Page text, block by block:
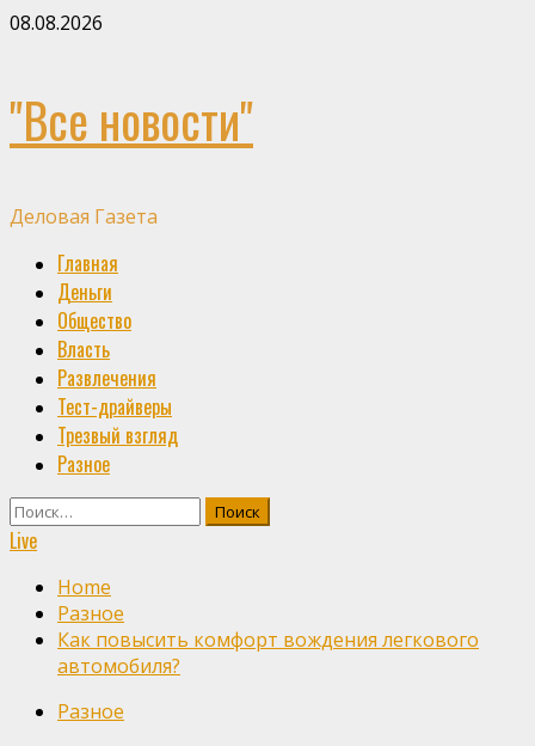
Skip
08.08.2026
"Все новости"
Деловая Газета
Primary
Menu
Главная
Деньги
Общество
Власть
Развлечения
Тест-драйверы
Трезвый взгляд
Разное
Найти:
Live
Home
Разное
Как повысить комфорт вождения легкового
автомобиля?
Разное